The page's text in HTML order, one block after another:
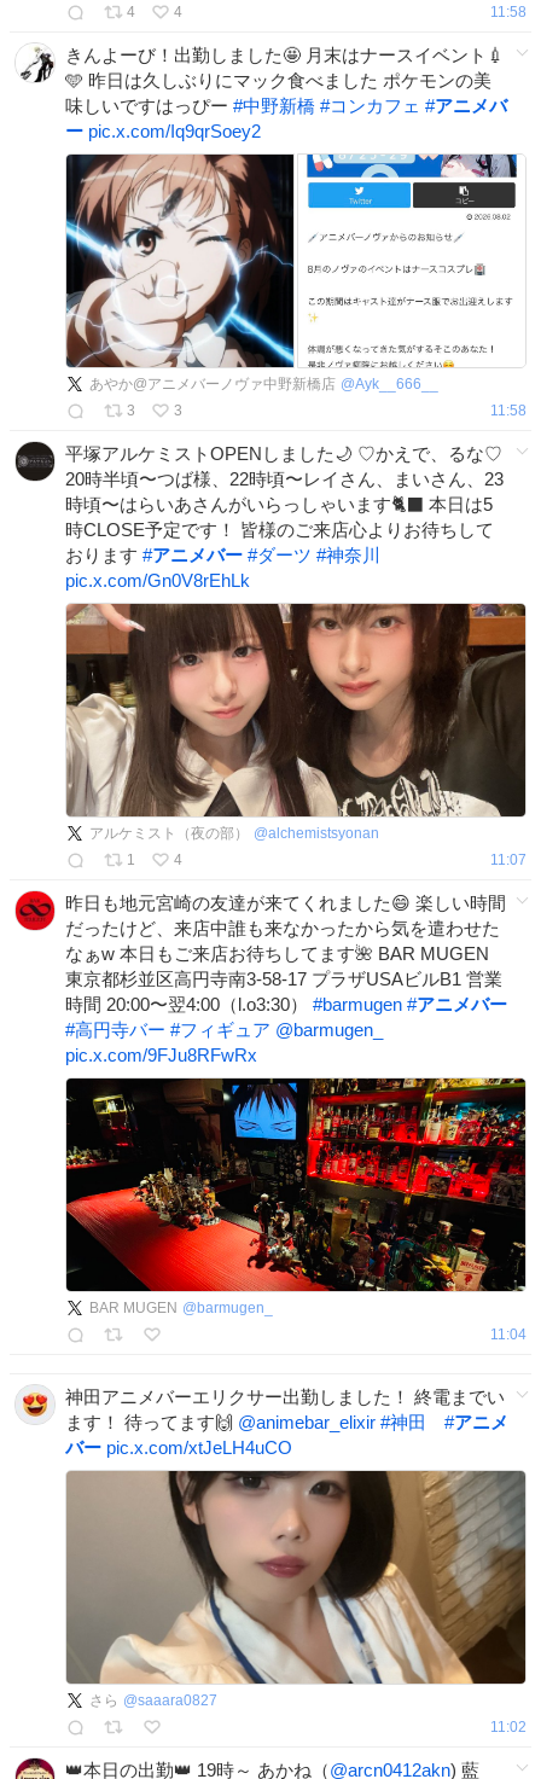
4
4 11:58
きんよーび！出勤しました🤩 月末はナースイベント💉
🩵 昨日は久しぶりにマック食べました ポケモンの美
味しいですはっぴー #中野新橋 #コンカフェ #アニメバ
ー pic.x.com/Iq9qrSoey2
あやか@アニメバーノヴァ中野新橋店 @Ayk__666__
3
3 11:58
平塚アルケミストOPENしました🌙 ♡かえで、るな♡
20時半頃〜つば様、22時頃〜レイさん、まいさん、23
時頃〜はらいあさんがいらっしゃいます🐈‍⬛ 本日は5
時CLOSE予定です！ 皆様のご来店心よりお待ちして
おります #アニメバー #ダーツ #神奈川
pic.x.com/Gn0V8rEhLk
アルケミスト（夜の部） @alchemistsyonan
1
4 11:07
昨日も地元宮崎の友達が来てくれました😄 楽しい時間
だったけど、来店中誰も来なかったから気を遣わせた
なぁw 本日もご来店お待ちしてます🌺 BAR MUGEN
東京都杉並区高円寺南3-58-17 プラザUSAビルB1 営業
時間 20:00〜翌4:00（l.o3:30） #barmugen #アニメバー
#高円寺バー #フィギュア @barmugen_
pic.x.com/9FJu8RFwRx
BAR MUGEN @barmugen_
11:04
神田アニメバーエリクサー出勤しました！ 終電までい
ます！ 待ってます🙌 @animebar_elixir #神田 #アニメ
バー pic.x.com/xtJeLH4uCO
さら @saaara0827
11:02
👑本日の出勤👑 19時～ あかね（@arcn0412akn) 藍